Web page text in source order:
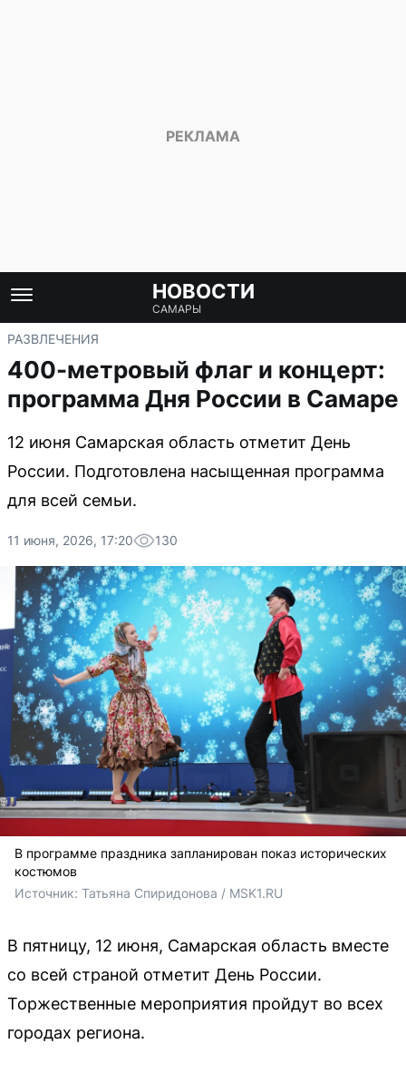
НОВОСТИ
САМАРЫ
РАЗВЛЕЧЕНИЯ
400-метровый флаг и концерт:
программа Дня России в Самаре
12 июня Самарская область отметит День
России. Подготовлена насыщенная программа
для всей семьи.
11 июня, 2026, 17:20 130
В программе праздника запланирован показ исторических
костюмов
Источник: Татьяна Спиридонова / MSK1.RU
В пятницу, 12 июня, Самарская область вместе
со всей страной отметит День России.
Торжественные мероприятия пройдут во всех
городах региона.